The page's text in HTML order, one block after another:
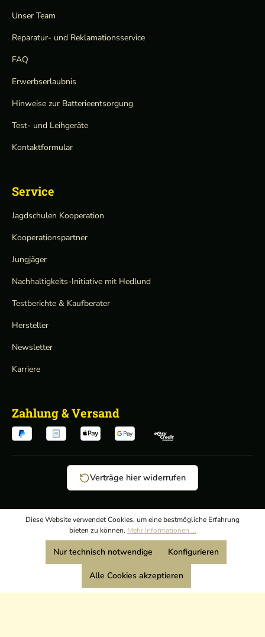
Unser Team
Reparatur- und Reklamationsservice
FAQ
Erwerbserlaubnis
Hinweise zur Batterieentsorgung
Test- und Leihgeräte
Kontaktformular
Service
Jagdschulen Kooperation
Kooperationspartner
Jungjäger
Nachhaltigkeits-Initiative mit Hedlund
Testberichte & Kaufberater
Hersteller
Newsletter
Karriere
Zahlung & Versand
Verträge hier widerrufen
AGB/
Datenschutz/
Wir sind Mitglied:
Diese Website verwendet Cookies, um eine bestmögliche Erfahrung
bieten zu können. Mehr Informationen ...
Nur technisch notwendige Konfigurieren
Alle Cookies akzeptieren